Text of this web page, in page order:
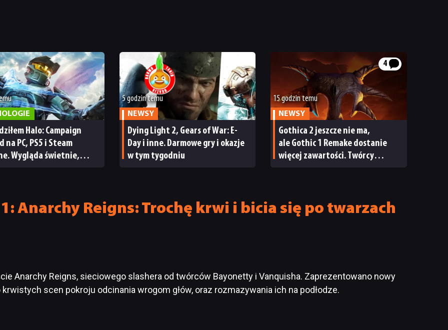
Halo: Campaign
na PC, PS5 i Steam
Wygląda świetnie,
5 godzin temu
NEWSY
Dying Light 2, Gears of War: E-
Day i inne. Darmowe gry i okazje
w tym tygodniu
4
15 godzin temu
NEWSY
Gothica 2 jeszcze nie ma,
ale Gothic 1 Remake dostanie
więcej zawartości. Twórcy
Anarchy Reigns: Trochę krwi i bicia się po twarzach
Anarchy Reigns, sieciowego slashera od twórców Bayonetty i Vanquisha. Zaprezentowano nowy
scen pokroju odcinania wrogom głów, oraz rozmazywania ich na podłodze.